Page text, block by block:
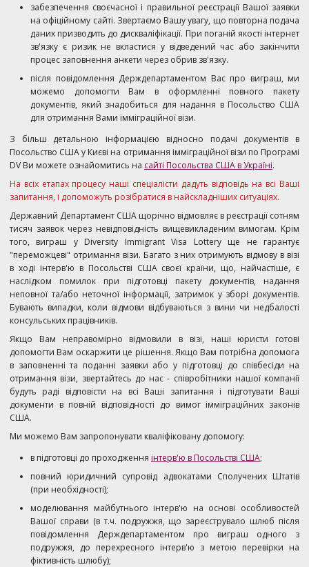
забезпечення своєчасної і правильної реєстрації Вашої заявки
на офіційному сайті. Звертаємо Вашу увагу, що повторна подача
даних призводить до дискваліфікації. При поганій якості інтернет
зв'язку є ризик не вкластися у відведений час або закінчити
процес заповнення анкети через обрив зв'язку.
після повідомлення Держдепартаментом Вас про виграш, ми
можемо допомогти Вам в оформленні повного пакету
документів, який знадобиться для надання в Посольство США
для отримання Вами імміграційної візи.
З більш детальною інформацією відносно подачі документів в
Посольство США у Києві на отримання імміграційної візи по Програмі
DV Ви можете ознайомитись на сайті Посольства США в Україні.
На всіх етапах процесу наші спеціалісти дадуть відповідь на всі Ваші
запитання, і допоможуть розібратися в найскладніших ситуаціях.
Державний Департамент США щорічно відмовляє в реєстрації сотням
тисяч заявок через невідповідність вищевикладеним вимогам. Крім
того, виграш у Diversity Immigrant Visa Lottery ще не гарантує
"переможцеві" отримання візи. Багато з них отримують відмову в візі
в ході інтерв'ю в Посольстві США своєї країни, що, найчастіше, є
наслідком помилок при підготовці пакету документів, надання
неповної та/або неточної інформації, затримок у зборі документів.
Бувають випадки, коли відмови відбуваються з вини чи недбалості
консульських працівників.
Якщо Вам неправомірно відмовили в візі, наші юристи готові
допомогти Вам оскаржити це рішення. Якщо Вам потрібна допомога
в заповненні та поданні заявки або у підготовці до співбесіди на
отримання візи, звертайтесь до нас - співробітники нашої компанії
будуть раді відповісти на всі Ваші запитання і підготувати Ваші
документи в повній відповідності до вимог імміграційних законів
США.
Ми можемо Вам запропонувати кваліфіковану допомогу:
в підготовці до проходження інтерв'ю в Посольстві США;
повний юридичний супровід адвокатами Сполучених Штатів
(при необхідності);
моделювання майбутнього інтерв'ю на основі особливостей
Вашої справи (в т.ч. подружжя, що зареєструвало шлюб після
повідомлення Держдепартаментом про виграш одного з
подружжя, до перехресного інтерв'ю з метою перевірки на
фіктивність шлюбу);